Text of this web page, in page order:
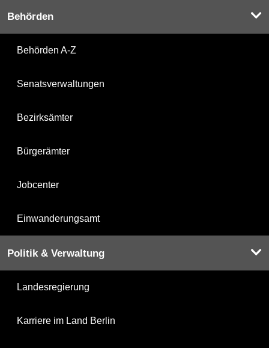
Behörden
Behörden A-Z
Senatsverwaltungen
Bezirksämter
Bürgerämter
Jobcenter
Einwanderungsamt
Politik & Verwaltung
Landesregierung
Karriere im Land Berlin